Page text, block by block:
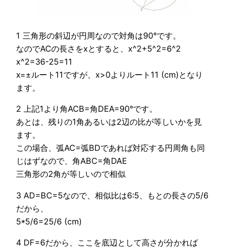
1 三角形の斜辺が円周なので対角は90°です。
なのでACの長さをxとすると、x^2+5^2=6^2
x^2=36-25=11
x=±ルート11ですが、x>0よりルート11 (cm)となり
ます。
2 上記1より角ACB=角DEA=90°です。
あとは、残りの1角あるいは2辺の比が等しいかを見
ます。
この場合、弧AC=弧BDであれば対応する円周角も同
じはずなので、角ABC=角DAE
三角形の2角が等しいので相似
3 AD=BC=5なので、相似比は6:5、もとの長さの5/6
だから、
5*5/6=25/6 (cm)
4 DF=6だから、ここを底辺として高さが分かれば